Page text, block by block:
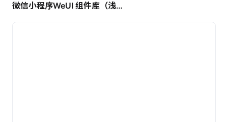
微信小程序WeUI 组件库（浅色）| 免费UI设计素材